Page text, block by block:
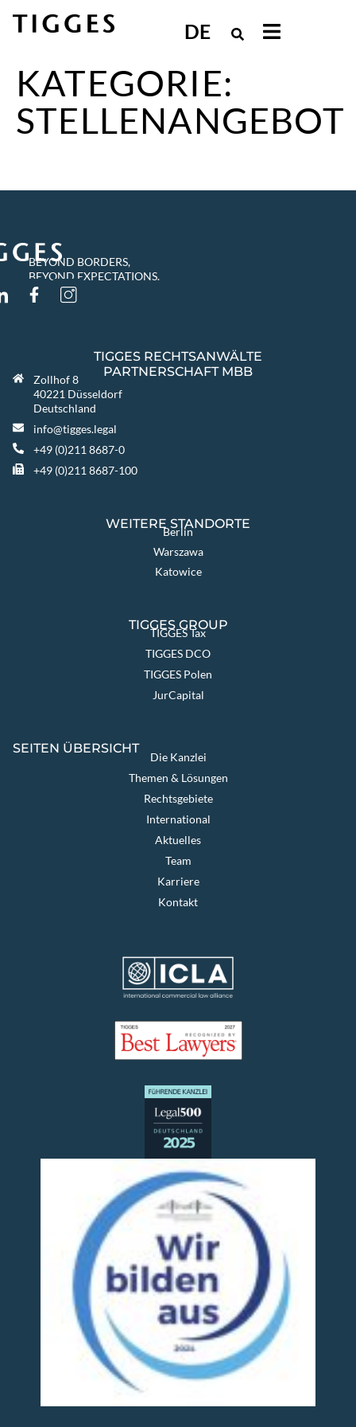
DE
KATEGORIE:
STELLENANGEBOT
BEYOND BORDERS,
BEYOND EXPECTATIONS.
TIGGES RECHTSANWÄLTE
PARTNERSCHAFT MBB
Zollhof 8
40221 Düsseldorf
Deutschland
info@tigges.legal
+49 (0)211 8687-0
+49 (0)211 8687-100
WEITERE STANDORTE
Berlin
Warszawa
Katowice
TIGGES GROUP
TIGGES Tax
TIGGES DCO
TIGGES Polen
JurCapital
SEITEN ÜBERSICHT
Die Kanzlei
Themen & Lösungen
Rechtsgebiete
International
Aktuelles
Team
Karriere
Kontakt